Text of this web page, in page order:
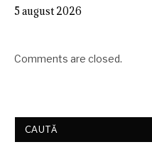
5 august 2026
Comments are closed.
CAUTĂ